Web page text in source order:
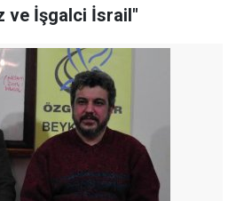
ve İşgalci İsrail"